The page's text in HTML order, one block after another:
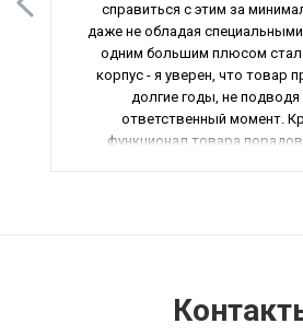
справиться с этим за
даже не обладая
одним большим плюсом стал
корпус - я уверен, что товар
долгие годы, не
ответственный момент.
функционал товара